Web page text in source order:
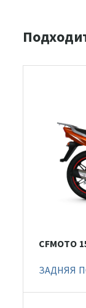
CFMOTO
ЗАДНЯЯ